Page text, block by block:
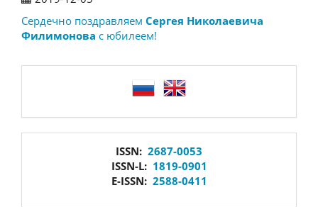
Сердечно поздравляем Сергея Николаевича
Филимонова с юбилеем!
ISSN: 2687-0053
ISSN-L: 1819-0901
E-ISSN: 2588-0411